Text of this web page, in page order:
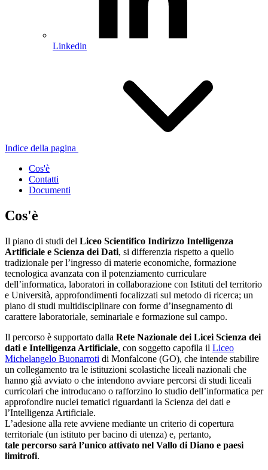
Linkedin
Indice della pagina
Cos'è
Contatti
Documenti
Cos'è
Il piano di studi del Liceo Scientifico Indirizzo Intelligenza
Artificiale e Scienza dei Dati, si differenzia rispetto a quello
tradizionale per l’ingresso di materie economiche, formazione
tecnologica avanzata con il potenziamento curriculare
dell’informatica, laboratori in collaborazione con Istituti del territorio
e Università, approfondimenti focalizzati sul metodo di ricerca; un
piano di studi multidisciplinare con forme d’insegnamento di
carattere laboratoriale, seminariale e formazione sul campo.
Il percorso è supportato dalla Rete Nazionale dei Licei Scienza dei
dati e Intelligenza Artificiale, con soggetto capofila il Liceo
Michelangelo Buonarroti di Monfalcone (GO), che intende stabilire
un collegamento tra le istituzioni scolastiche liceali nazionali che
hanno già avviato o che intendono avviare percorsi di studi liceali
curricolari che introducano o rafforzino lo studio dell’informatica per
approfondire nuclei tematici riguardanti la Scienza dei dati e
l’Intelligenza Artificiale.
L’adesione alla rete avviene mediante un criterio di copertura
territoriale (un istituto per bacino di utenza) e, pertanto,
tale percorso sarà l’unico attivato nel Vallo di Diano e paesi
limitrofi.